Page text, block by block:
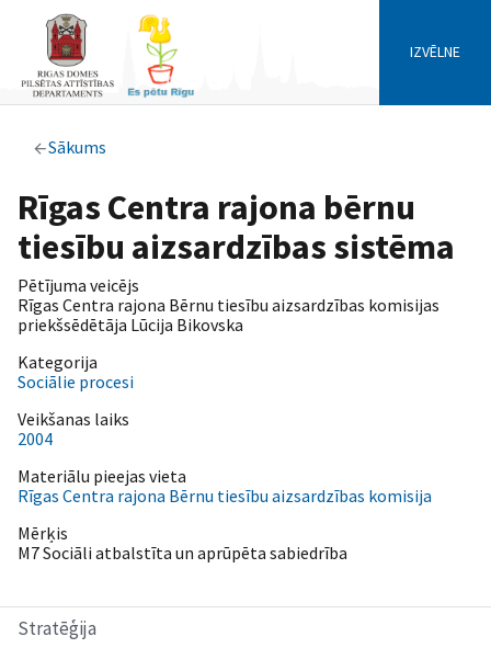
IZVĒLNE
Sākums
Stratēģija
Rīgas Centra rajona bērnu
tiesību aizsardzības sistēma
Pētījuma veicējs
Rīgas Centra rajona Bērnu tiesību aizsardzības komisijas
priekšsēdētāja Lūcija Bikovska
Kategorija
Sociālie procesi
Veikšanas laiks
2004
Materiālu pieejas vieta
Rīgas Centra rajona Bērnu tiesību aizsardzības komisija
Mērķis
M7 Sociāli atbalstīta un aprūpēta sabiedrība